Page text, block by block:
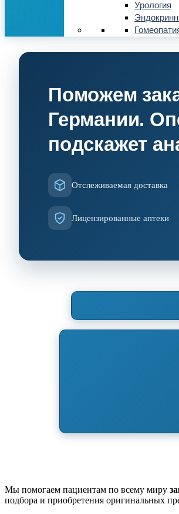
Урология
Поможем
Германии.
подскажет
Отслеживаемая доставка
Лицензированные аптеки
Мы помогаем пациентам по всему миру
подбора и приобретения оригинальных